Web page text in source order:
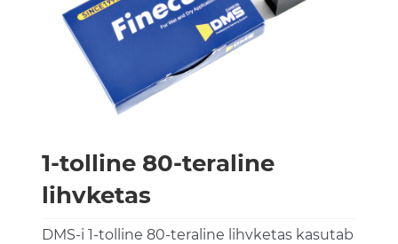
1-tolline 80-teraline
lihvketas
DMS-i 1-tolline 80-teraline lihvketas kasutab